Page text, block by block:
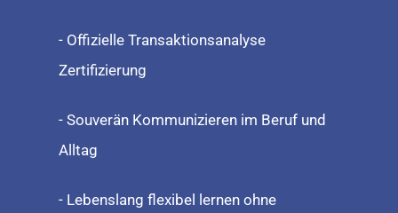
- Offizielle Transaktionsanalyse
Zertifizierung
- Souverän Kommunizieren im Beruf und
Alltag
- Lebenslang flexibel lernen ohne